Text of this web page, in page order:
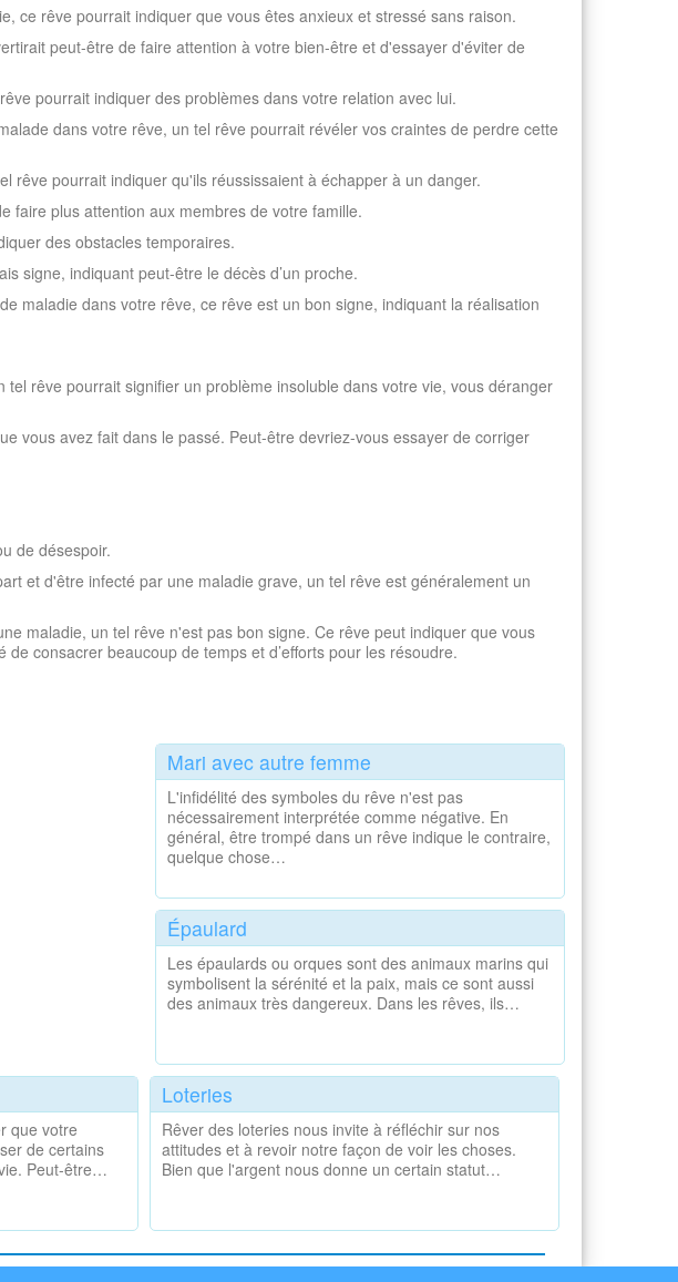
ce rêve pourrait indiquer que vous êtes anxieux et stressé sans raison.
peut-être de faire attention à votre bien-être et d'essayer d'éviter de
pourrait indiquer des problèmes dans votre relation avec lui.
dans votre rêve, un tel rêve pourrait révéler vos craintes de perdre cette
rêve pourrait indiquer qu'ils réussissaient à échapper à un danger.
faire plus attention aux membres de votre famille.
des obstacles temporaires.
signe, indiquant peut-être le décès d’un proche.
maladie dans votre rêve, ce rêve est un bon signe, indiquant la réalisation
rêve pourrait signifier un problème insoluble dans votre vie, vous déranger
vous avez fait dans le passé. Peut-être devriez-vous essayer de corriger
de désespoir.
et d'être infecté par une maladie grave, un tel rêve est généralement un
maladie, un tel rêve n'est pas bon signe. Ce rêve peut indiquer que vous
consacrer beaucoup de temps et d’efforts pour les résoudre.
Mari avec autre femme
L'infidélité des symboles du rêve n'est pas
nécessairement interprétée comme négative. En
général, être trompé dans un rêve indique le contraire,
quelque chose…
Épaulard
Les épaulards ou orques sont des animaux marins qui
symbolisent la sérénité et la paix, mais ce sont aussi
des animaux très dangereux. Dans les rêves, ils…
que votre
de certains
Peut-être…
Loteries
Rêver des loteries nous invite à réfléchir sur nos
attitudes et à revoir notre façon de voir les choses.
Bien que l'argent nous donne un certain statut…